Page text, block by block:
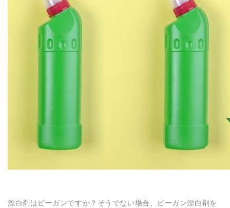
漂白剤はビーガンですか？そうでない場合、ビーガン漂白剤を